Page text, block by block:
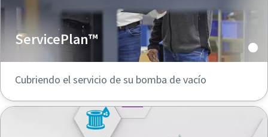
ServicePlan™
Cubriendo el servicio de su bomba de vacío